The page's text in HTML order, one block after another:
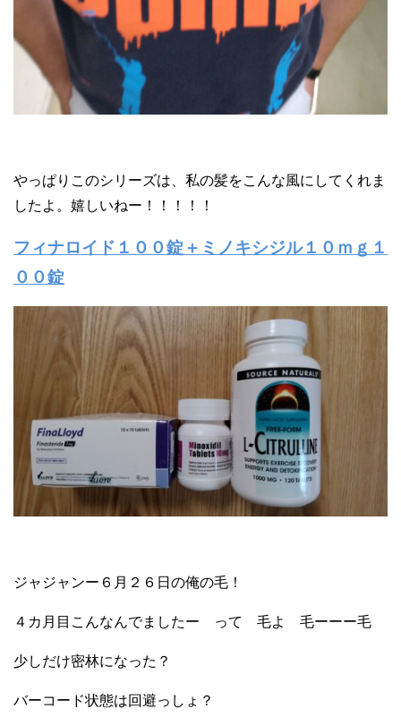
やっぱりこのシリーズは、私の髪をこんな風にしてくれま
したよ。嬉しいねー！！！！！
フィナロイド１００錠＋ミノキシジル１０ｍｇ １
００錠
ジャジャンー６月２６日の俺の毛！
４カ月目こんなんでましたー って 毛よ 毛ーーー毛
少しだけ密林になった？
バーコード状態は回避っしょ？